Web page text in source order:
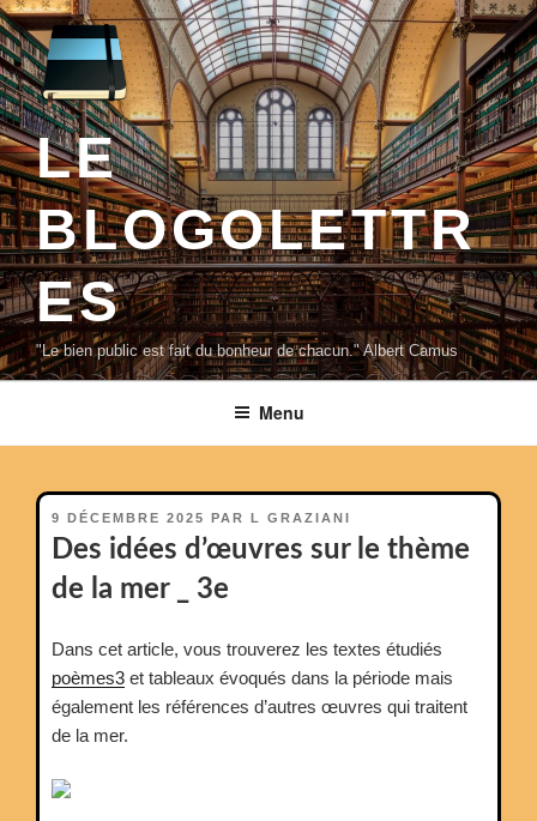
Aller
au
contenu
principal
LE
BLOGOLETTR
ES
"Le bien public est fait du bonheur de chacun." Albert Camus
Menu
PUBLIÉ
LE
9 DÉCEMBRE 2025 PAR L GRAZIANI
Des idées d’œuvres sur le thème
de la mer _ 3e
Dans cet article, vous trouverez les textes étudiés
poèmes3 et tableaux évoqués dans la période mais
également les références d’autres œuvres qui traitent
de la mer.